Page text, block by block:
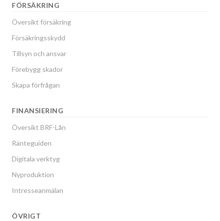
FÖRSÄKRING
Översikt försäkring
Försäkringsskydd
Tillsyn och ansvar
Förebygg skador
Skapa förfrågan
FINANSIERING
Översikt BRF-Lån
Ränteguiden
Digitala verktyg
Nyproduktion
Intresseanmälan
ÖVRIGT